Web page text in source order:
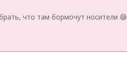
что там бормочут носители 😅